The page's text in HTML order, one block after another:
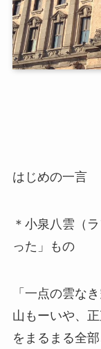
はじめの一言
＊小泉八雲（
った」もの
「一点の雲な
山もーいや、
をまるまる全